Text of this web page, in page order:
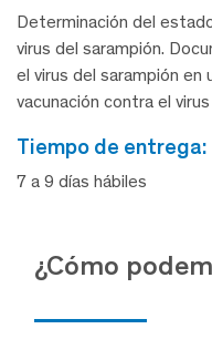
Determinación del
virus del sarampión.
el virus del sarampión en
vacunación contra el
tiempo de entrega:
7 a 9 días hábiles
¿Cómo